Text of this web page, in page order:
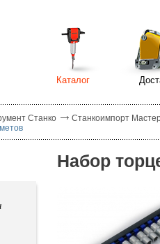
Каталог
Станко
Станкоимпорт
Набор